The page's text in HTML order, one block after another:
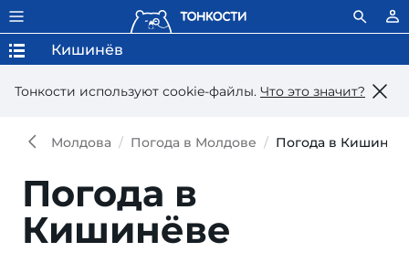
Тонкости используют сookie-файлы. Что это значит?
Кишинёв
Молдова Погода в Молдове Погода в
Погода в
Кишинёве